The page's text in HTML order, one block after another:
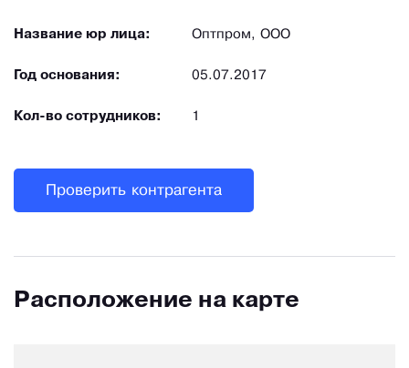
Название юр лица: Оптпром, ООО
Год основания: 05.07.2017
Кол-во сотрудников: 1
Проверить контрагента
Расположение на карте